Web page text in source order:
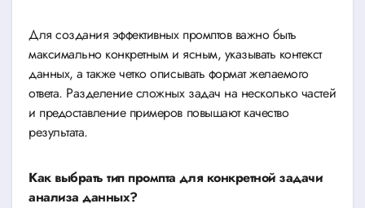
Для создания эффективных промптов важно быть
максимально конкретным и ясным, указывать контекст
данных, а также четко описывать формат желаемого
ответа. Разделение сложных задач на несколько частей
и предоставление примеров повышают качество
результата.
Как выбрать тип промпта для конкретной задачи
анализа данных?